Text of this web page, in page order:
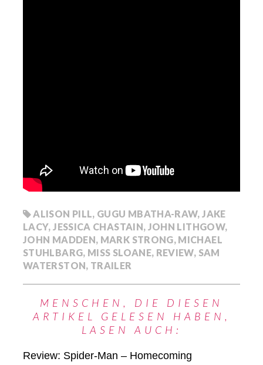
ALISON PILL, GUGU MBATHA-RAW,JAKE
LACY,JESSICA CHASTAIN, JOHN LITHGOW,
JOHN MADDEN, MARK STRONG, MICHAEL
STUHLBARG, MISS SLOANE, REVIEW, SAM
WATERSTON, TRAILER
MENSCHEN, DIE DIESEN
ARTIKEL GELESEN HABEN,
LASEN AUCH:
Review: Spider-Man – Homecoming